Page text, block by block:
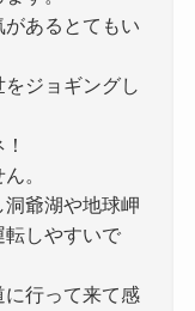
あるとてもい
ジョギングし
。
爺湖や地球岬
転しやすいで
行って来て感